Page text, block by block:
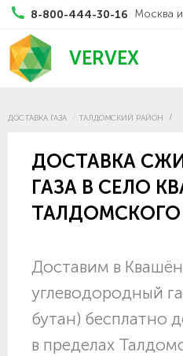
8-800-444-30-16 Москва
VERVEX
ДОСТАВКА ГАЗА ТАЛДОМСКИЙ РАЙОН
ДОСТАВКА
ГАЗА В СЕЛО
Доставим в
углеводородный
бутан) бесплатно
в пределах